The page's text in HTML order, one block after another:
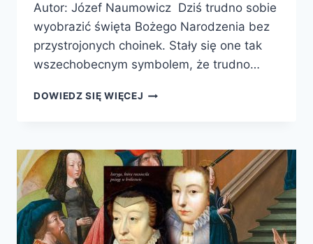
Autor: Józef Naumowicz Dziś trudno sobie
wyobrazić święta Bożego Narodzenia bez
przystrojonych choinek. Stały się one tak
wszechobecnym symbolem, że trudno…
DOWIEDZ SIĘ WIĘCEJ HISTORIA